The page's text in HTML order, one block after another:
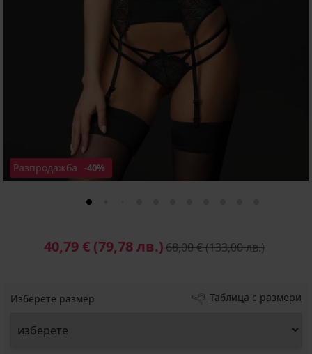
Разпродажба -40%
40,79 € (79,78 лв.)68,00 €(133,00 лв.)
Изберете размер Таблица с размери